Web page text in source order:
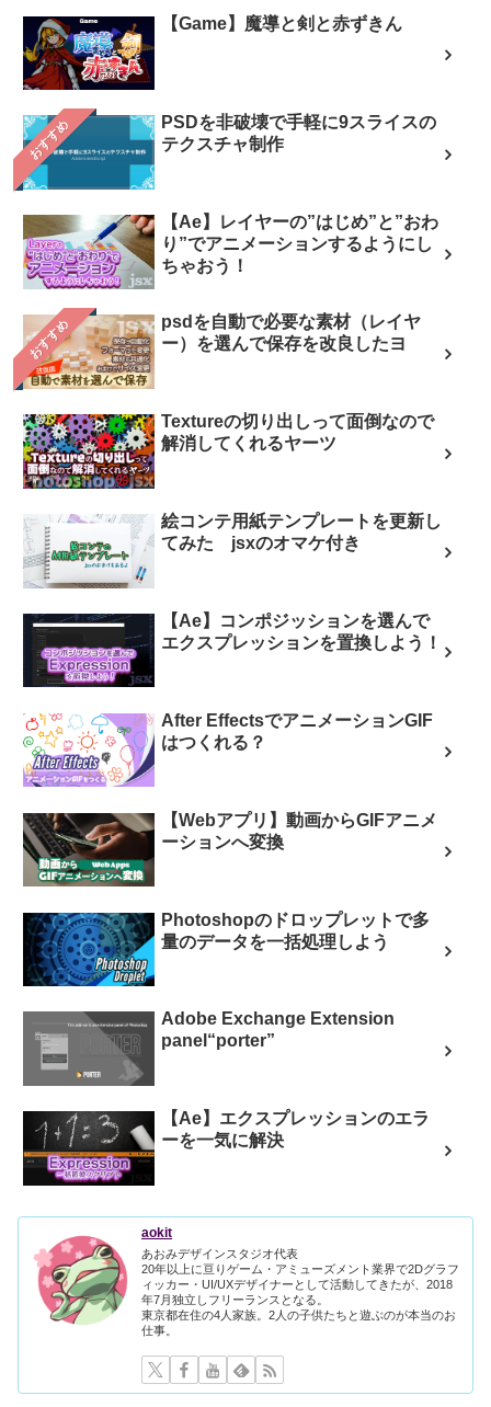
【Game】魔導と剣と赤ずきん
おすすめ
PSDを非破壊で手軽に9スライスの
テクスチャ制作
【Ae】レイヤーの”はじめ”と”おわ
り”でアニメーションするようにし
ちゃおう！
おすすめ
psdを自動で必要な素材（レイヤ
ー）を選んで保存を改良したヨ
Textureの切り出しって面倒なので
解消してくれるヤーツ
絵コンテ用紙テンプレートを更新し
てみた jsxのオマケ付き
【Ae】コンポジッションを選んで
エクスプレッションを置換しよう！
After EffectsでアニメーションGIF
はつくれる？
【Webアプリ】動画からGIFアニメ
ーションへ変換
Photoshopのドロップレットで多
量のデータを一括処理しよう
Adobe Exchange Extension
panel“porter”
【Ae】エクスプレッションのエラ
ーを一気に解決
aokit
あおみデザインスタジオ代表
20年以上に亘りゲーム・アミューズメント業界で2Dグラフ
ィッカー・UI/UXデザイナーとして活動してきたが、2018
年7月独立しフリーランスとなる。
東京都在住の4人家族。2人の子供たちと遊ぶのが本当のお
仕事。